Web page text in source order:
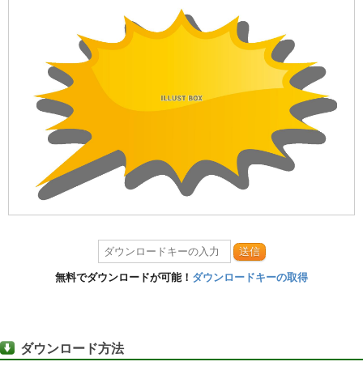
送信
無料でダウンロードが可能！ ダウンロードキーの取得
ダウンロード方法